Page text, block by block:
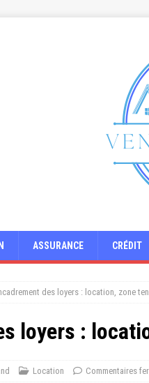
ASSURANCE CRÉDIT
des loyers : location, zone
loyers :
Location Commentaires